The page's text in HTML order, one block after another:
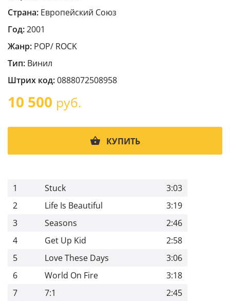
Страна: Европейский Cоюз
Год:2001
Жанр: POP/ ROCK
Тип: Винил
Штрих код:0888072508958
10 500 руб.
КУПИТЬ
1 Stuck
3:03
2
Life Is Beautiful
3:19
3
Seasons
2:46
4
Get Up Kid
2:58
5
Love These Days
3:06
6
World On Fire
3:18
7
7:1
2:45